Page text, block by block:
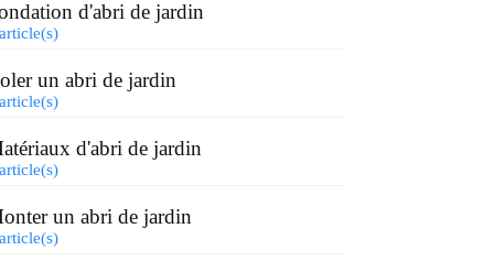
d'abri de jardin
un abri de jardin
d'abri de jardin
un abri de jardin